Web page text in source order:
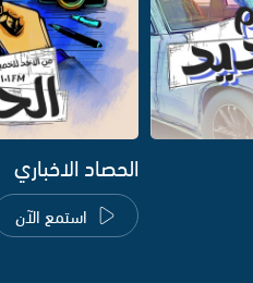
الحصاد الاخباري
استمع الآن